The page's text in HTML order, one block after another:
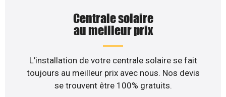
Centrale solaire
au meilleur prix
L’installation de votre centrale solaire se fait
toujours au meilleur prix avec nous. Nos devis
se trouvent être 100% gratuits.